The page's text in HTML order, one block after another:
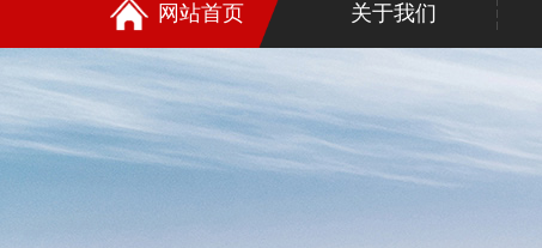
网站首页 关于我们